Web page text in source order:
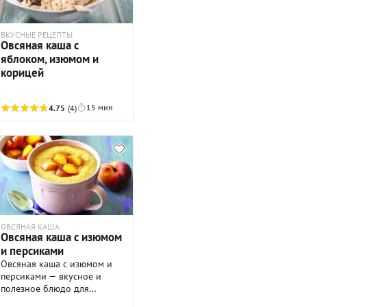
контрастов.
ВКУСНЫЕ РЕЦЕПТЫ
Овсяная каша с
яблоком, изюмом и
корицей
4.75 (4) 15 мин
ОВСЯНАЯ КАША
Овсяная каша с изюмом
и персиками
Овсяная каша с изюмом и
персиками — вкусное и
полезное блюдо для